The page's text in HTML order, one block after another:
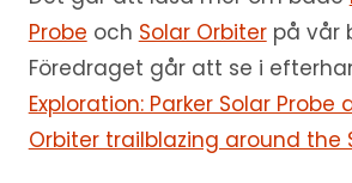
Probe och Solar Orbiterpå vår
Föredraget går att se i
Exploration: Parker Solar Probe
Orbiter trailblazing around the